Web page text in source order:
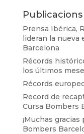
Prensa Ibérica,
lideran la nueva
Barcelona
Récords
los últimos
Récords
Record de
Cursa Bombers
¡Muchas
Bombers